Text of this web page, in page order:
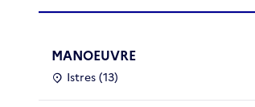
MANOEUVRE
Istres (13)